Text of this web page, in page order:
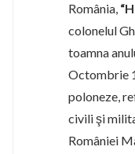
România,
colonelul
toamna
Octombrie
poloneze,
civili şi
României